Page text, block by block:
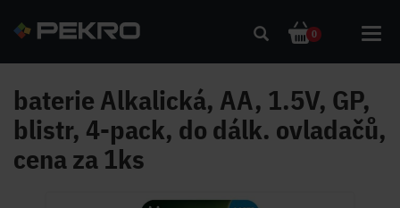
0
baterie Alkalická, AA, 1.5V, GP,
blistr, 4-pack, do dálk. ovladačů,
cena za 1ks